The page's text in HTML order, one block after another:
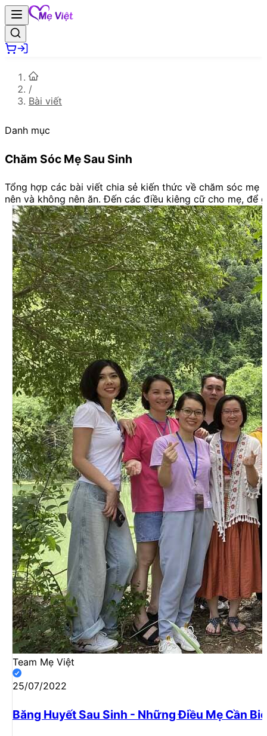
/
Bài viết
Danh mục
Chăm Sóc Mẹ Sau Sinh
Tổng hợp các bài viết chia sẻ kiến thức về chăm sóc mẹ
nên và không nên ăn. Đến các điều kiêng cữ cho mẹ, để
Team Mẹ Việt
25/07/2022
Băng Huyết Sau Sinh - Những Điều Mẹ Cần